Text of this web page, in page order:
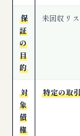
保
証
の
目
的
未回収リ
対
象
債
権
特定の取